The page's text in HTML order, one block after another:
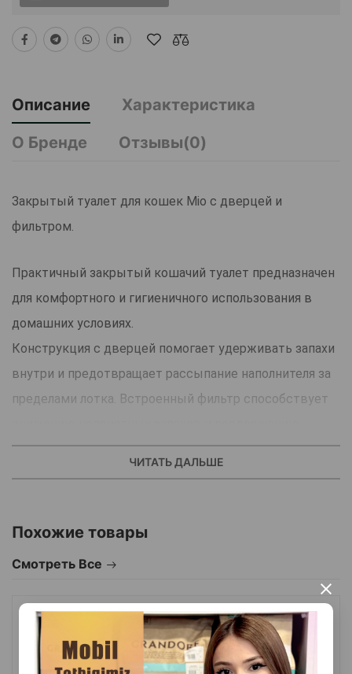
×
Описание
Характеристика
О Бренде
Отзывы(0)
Закрытый туалет для кошек Mio с дверцей и
фильтром.
Практичный закрытый кошачий туалет предназначен
для комфортного и гигиеничного использования в
домашних условиях.
Конструкция с дверцей помогает удерживать запахи
внутри и предотвращает рассыпание наполнителя за
пределами лотка. Встроенный фильтр способствует
свежести в помещении.
Туалет изготовлен из прочного пластика, легко
пород и размеров и обеспечивает питомцу уединение
ЧИТАТЬ ДАЛЬШЕ
Похожие товары
Смотреть Все
ДВЕРЦА-ШТОРКА PET KIT ДЛЯ УМНЫХ ТУАЛЕТОВ